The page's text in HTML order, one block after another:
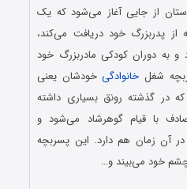
از جایی آغاز می‌شود که یک
پدربزرگ خود دریافت می‌کند،
به دوران کودکی مادربزرگ خود
شغل خانوادگیخودشان یعنی
در گذشته رونق بسیاری داشته
با قیام گوهرشاد می‌شود و
آن زمان هم دارد. این پسربچه‌
خود می‌بیند و…